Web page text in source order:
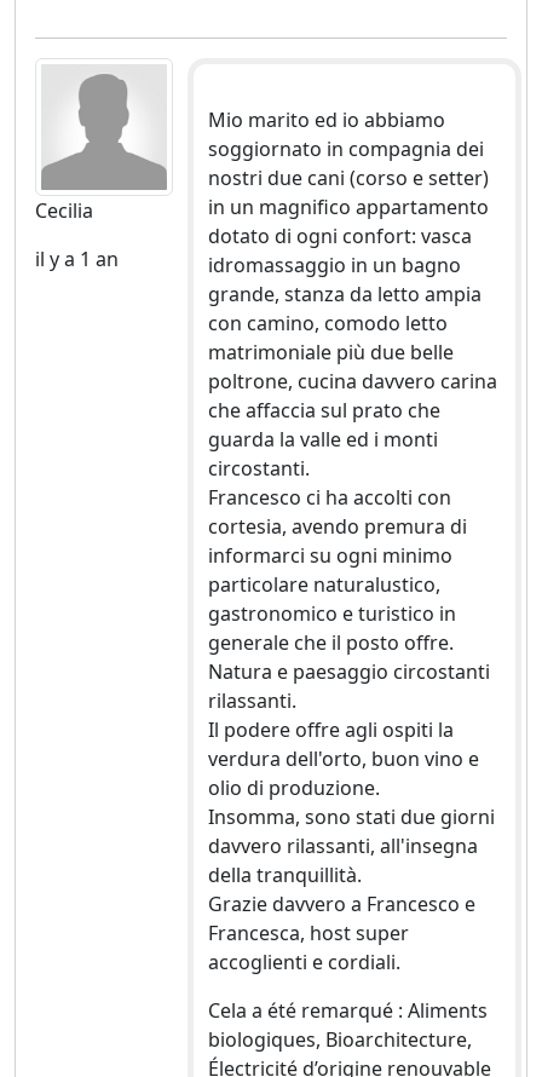
Cecilia
il y a 1 an
Mio marito ed io abbiamo
soggiornato in compagnia dei
nostri due cani (corso e setter)
in un magnifico appartamento
dotato di ogni confort: vasca
idromassaggio in un bagno
grande, stanza da letto ampia
con camino, comodo letto
matrimoniale più due belle
poltrone, cucina davvero carina
che affaccia sul prato che
guarda la valle ed i monti
circostanti.
Francesco ci ha accolti con
cortesia, avendo premura di
informarci su ogni minimo
particolare naturalustico,
gastronomico e turistico in
generale che il posto offre.
Natura e paesaggio circostanti
rilassanti.
Il podere offre agli ospiti la
verdura dell'orto, buon vino e
olio di produzione.
Insomma, sono stati due giorni
davvero rilassanti, all'insegna
della tranquillità.
Grazie davvero a Francesco e
Francesca, host super
accoglienti e cordiali.
Cela a été remarqué : Aliments
biologiques, Bioarchitecture,
Électricité d’origine renouvable